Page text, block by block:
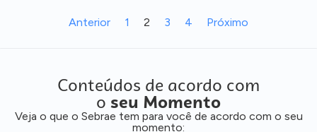
Anterior 1 2 3 4 Próximo
Conteúdos de acordo com
o seu Momento
Veja o que o Sebrae tem para você de acordo com o seu
momento: